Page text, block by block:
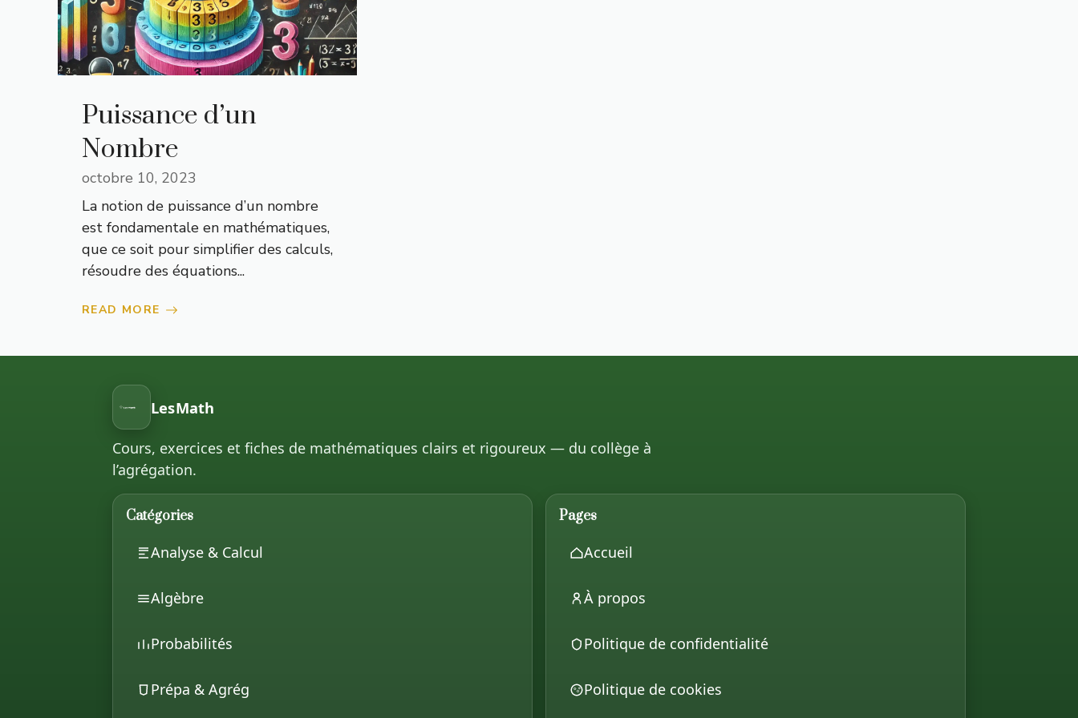
Puissance d’un
Nombre
octobre 10, 2023
La notion de puissance d’un nombre
est fondamentale en mathématiques,
que ce soit pour simplifier des calculs,
résoudre des équations...
READ MORE
LesMath
Cours, exercices et fiches de mathématiques clairs et rigoureux — du collège à
l’agrégation.
Catégories
Analyse & Calcul
Algèbre
Probabilités
Prépa & Agrég
Pages
Accueil
À propos
Politique de confidentialité
Politique de cookies